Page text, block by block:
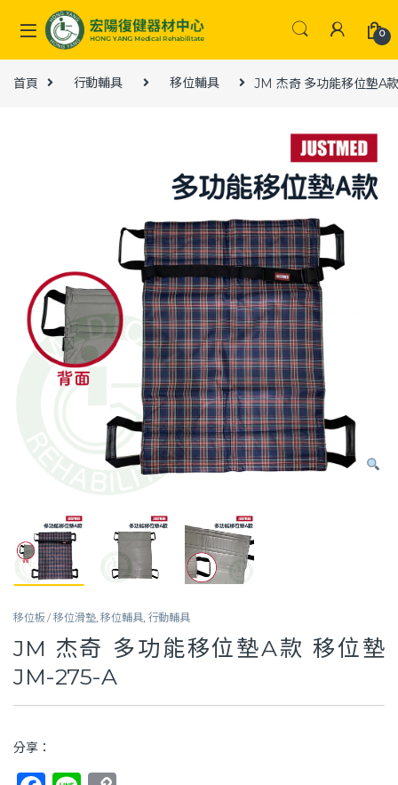
Skip to navigation
Skip to content
0
首頁 行動輔具 移位輔具 JM 杰奇 多功能移位墊A
移位板 / 移位滑墊,移位輔具, 行動輔具
JM 杰奇 多功能移位墊A款 移位墊
JM-275-A
分享：